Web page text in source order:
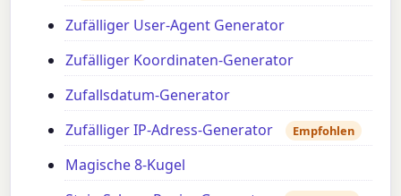
Zufälliger User-Agent Generator
Zufälliger Koordinaten-Generator
Zufallsdatum-Generator
Zufälliger IP-Adress-Generator
Empfohlen
Magische 8-Kugel